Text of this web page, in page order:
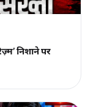
निशाने पर